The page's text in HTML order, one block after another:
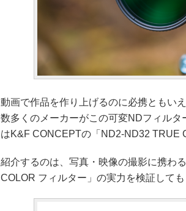
動画で作品を作り上げるのに必携ともい
数多くのメーカーがこの可変NDフィル
はK&F CONCEPTの「ND2-ND32 TRUE
紹介するのは、写真・映像の撮影に携わ
COLOR フィルター」の実力を検証しても